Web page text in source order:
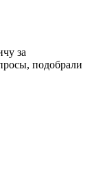
за
подобрали